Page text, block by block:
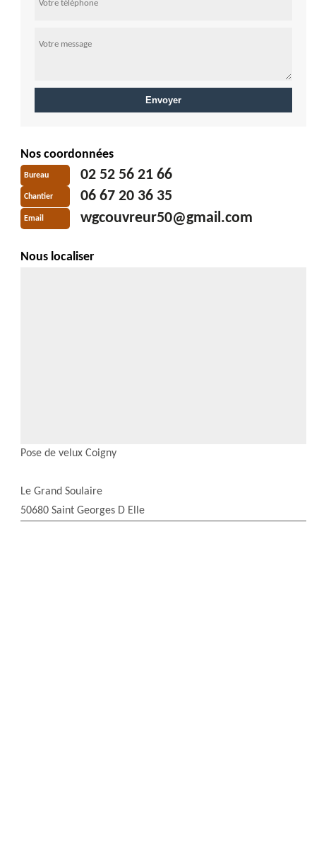
Nos coordonnées
Bureau 02 52 56 21 66
Chantier 06 67 20 36 35
Email wgcouvreur50@gmail.com
Nous localiser
Pose de velux Coigny
Le Grand Soulaire
50680 Saint Georges D Elle